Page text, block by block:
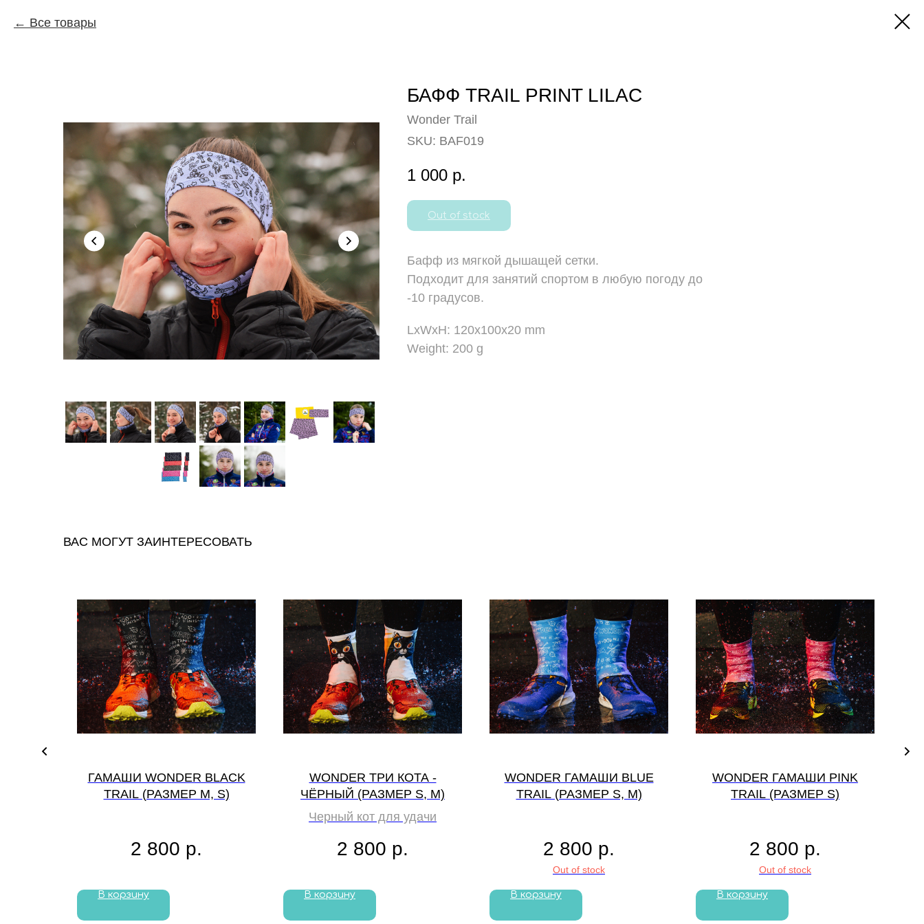
Все товары
БАФФ TRAIL PRINT LILAC
Wonder Trail
SKU: BAF019
1 000 р.
Out of stock
Бафф из мягкой дышащей сетки.
Подходит для занятий спортом в любую погоду до
-10 градусов.
LxWxH: 120x100x20 mm
Weight: 200 g
ВАС МОГУТ ЗАИНТЕРЕСОВАТЬ
ГАМАШИ WONDER BLACK
TRAIL (РАЗМЕР M, S)
2 800 р.
В корзину
WONDER ТРИ КОТА -
ЧЁРНЫЙ (РАЗМЕР S, M)
Черный кот для удачи
2 800 р.
В корзину
WONDER ГАМАШИ BLUE
TRAIL (РАЗМЕР S, М)
2 800 р.
Out of stock
В корзину
WONDER ГАМАШИ PINK
TRAIL (РАЗМЕР S)
2 800 р.
Out of stock
В корзину